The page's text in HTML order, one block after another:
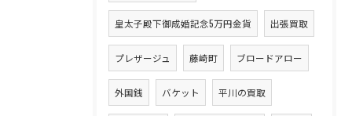
皇太子殿下御成婚記念5万円金貨 出張買取
プレザージュ 藤崎町 ブロードアロー
外国銭 バケット 平川の買取